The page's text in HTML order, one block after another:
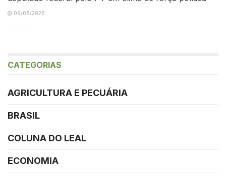
06/08/2026
CATEGORIAS
AGRICULTURA E PECUÁRIA
BRASIL
COLUNA DO LEAL
ECONOMIA